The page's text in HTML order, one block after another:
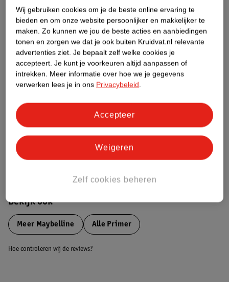
Productinformatie
Etiketinformatie
Nature Impact Score
Dit product heeft (nog) geen Nature
Impact Score.
Bekijk ook
Meer Maybelline Alle Primer
Hoe controleren wij de reviews?
Wij gebruiken cookies om je de beste online ervaring te
bieden en om onze website persoonlijker en makkelijker te
maken. Zo kunnen we jou de beste acties en aanbiedingen
tonen en zorgen we dat je ook buiten Kruidvat.nl relevante
advertenties ziet. Je bepaalt zelf welke cookies je
accepteert. Je kunt je voorkeuren altijd aanpassen of
intrekken. Meer informatie over hoe we je gegevens
verwerken lees je in ons Privacybeleid.
Zelf cookies beheren
Weigeren
Accepteer